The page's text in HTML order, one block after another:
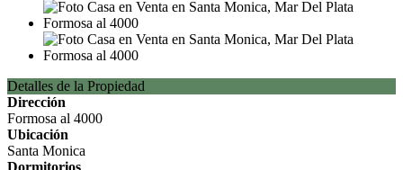
Detalles de la Propiedad
Dirección
Formosa al 4000
Ubicación
Santa Monica
Dormitorios